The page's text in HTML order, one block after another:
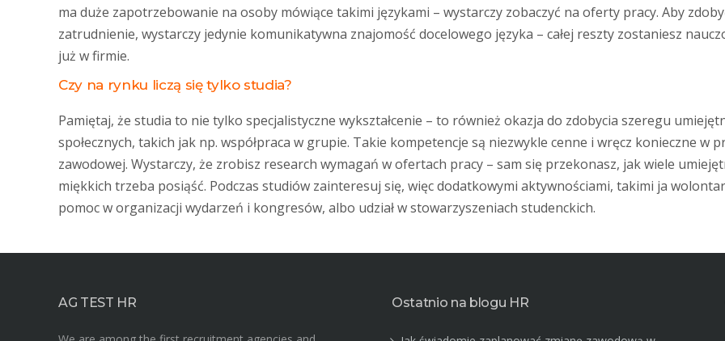
ma duże zapotrzebowanie na osoby mówiące takimi językami – wystarczy zobaczyć na oferty pracy. Aby
zatrudnienie, wystarczy jedynie komunikatywna znajomość docelowego języka – całej reszty zostaniesz
już w firmie.
Czy na rynku liczą się tylko studia?
Pamiętaj, że studia to nie tylko specjalistyczne wykształcenie – to również okazja do zdobycia szeregu
społecznych, takich jak np. współpraca w grupie. Takie kompetencje są niezwykle cenne i wręcz konieczne w
zawodowej. Wystarczy, że zrobisz research wymagań w ofertach pracy – sam się przekonasz, jak wiele
miękkich trzeba posiąść. Podczas studiów zainteresuj się, więc dodatkowymi aktywnościami, takimi ja
pomoc w organizacji wydarzeń i kongresów, albo udział w stowarzyszeniach studenckich.
AG TEST HR Ostatnio na blogu HR